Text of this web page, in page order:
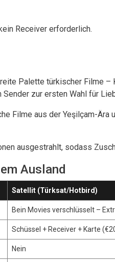
Receiver erforderlich.
Palette türkischer Filme
zur ersten Wahl für
Filme aus der Yeşilçam-
ausgestrahlt, sodass
Ausland
Satellit (Türksat/Hotbird)
Bein Movies verschlüsselt –
Schüssel + Receiver + Karte
Nein